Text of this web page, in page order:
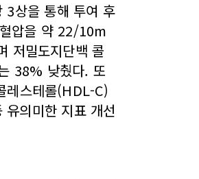
3상을 통해 투여 후
압을 약 22/10m
저밀도지단백 콜
38% 낮췄다. 또
레스테롤(HDL-C)
의미한 지표 개선